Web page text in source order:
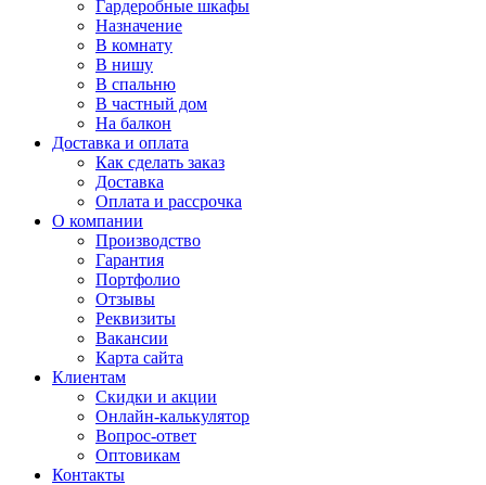
Гардеробные шкафы
Назначение
В комнату
В нишу
В спальню
В частный дом
На балкон
Доставка и оплата
Как сделать заказ
Доставка
Оплата и рассрочка
О компании
Производство
Гарантия
Портфолио
Отзывы
Реквизиты
Вакансии
Карта сайта
Клиентам
Скидки и акции
Онлайн-калькулятор
Вопрос-ответ
Оптовикам
Контакты